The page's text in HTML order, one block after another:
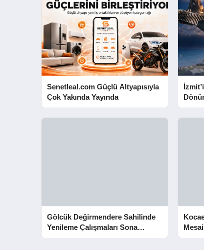
Senetleal.com Güçlü Altyapısıyla
Çok Yakında Yayında
Gölcük Değirmendere Sahilinde
Yenileme Çalışmaları Sona
Yaklaştı